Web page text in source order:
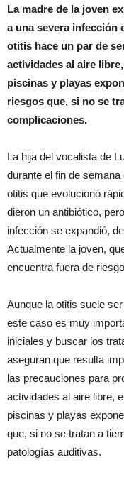
La madre de la joven
a una severa infección
otitis hace un par de
actividades al aire
piscinas y playas
riesgos que, si no se
complicaciones.
La hija del vocalista de
durante el fin de
otitis que evolucionó
dieron un antibiótico,
infección se expandió,
Actualmente la joven,
encuentra fuera de
Aunque la otitis suele
este caso es muy
iniciales y buscar los
aseguran que resulta
las precauciones para
actividades al aire libre,
piscinas y playas
que, si no se tratan a
patologías auditivas.